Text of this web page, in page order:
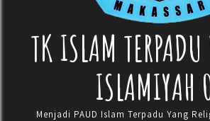
TK ISLAM
ISLAMIYAH
Menjadi PAUD Islam Terpadu Yang